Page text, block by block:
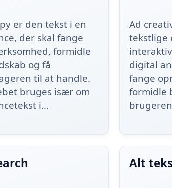
er den tekst i en
der skal fange
formidle
og få
til at handle.
bruges især om
i…
Ad
tekstlige
digital
fange
formidle
Alt